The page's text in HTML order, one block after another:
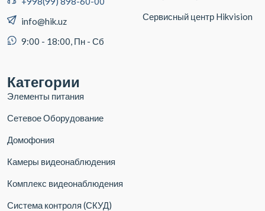
info@hik.uz
9:00 - 18:00, Пн - Сб
Сервисный центр Hikvision
Категории
Элементы питания
Сетевое Оборудование
Домофония
Камеры видеонаблюдения
Комплекс видеонаблюдения
Система контроля (СКУД)